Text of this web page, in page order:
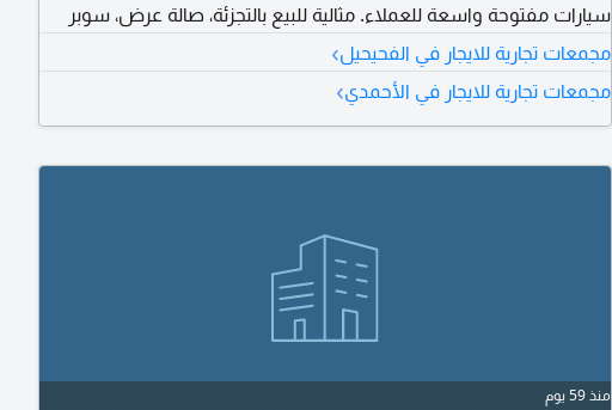
سيارات مفتوحة واسعة للعملاء. مثالية للبيع بالتجزئة، صالة عرض، سوبر
ماركت، مركز لياقة بدنية، تخزين أو غيرها من الأنشطة التجارية. لمزيد من
المعلومات يرجى الاتصال
مجمعات تجارية للايجار في الفحيحيل›
مجمعات تجارية للايجار في الأحمدي›
منذ 59 يوم